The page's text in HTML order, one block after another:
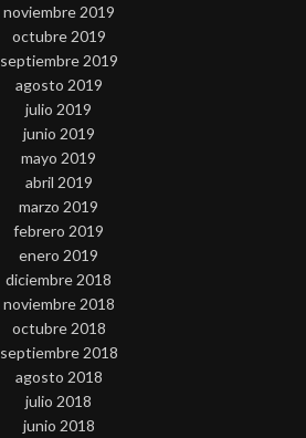
noviembre 2019
octubre 2019
septiembre 2019
agosto 2019
julio 2019
junio 2019
mayo 2019
abril 2019
marzo 2019
febrero 2019
enero 2019
diciembre 2018
noviembre 2018
octubre 2018
septiembre 2018
agosto 2018
julio 2018
junio 2018